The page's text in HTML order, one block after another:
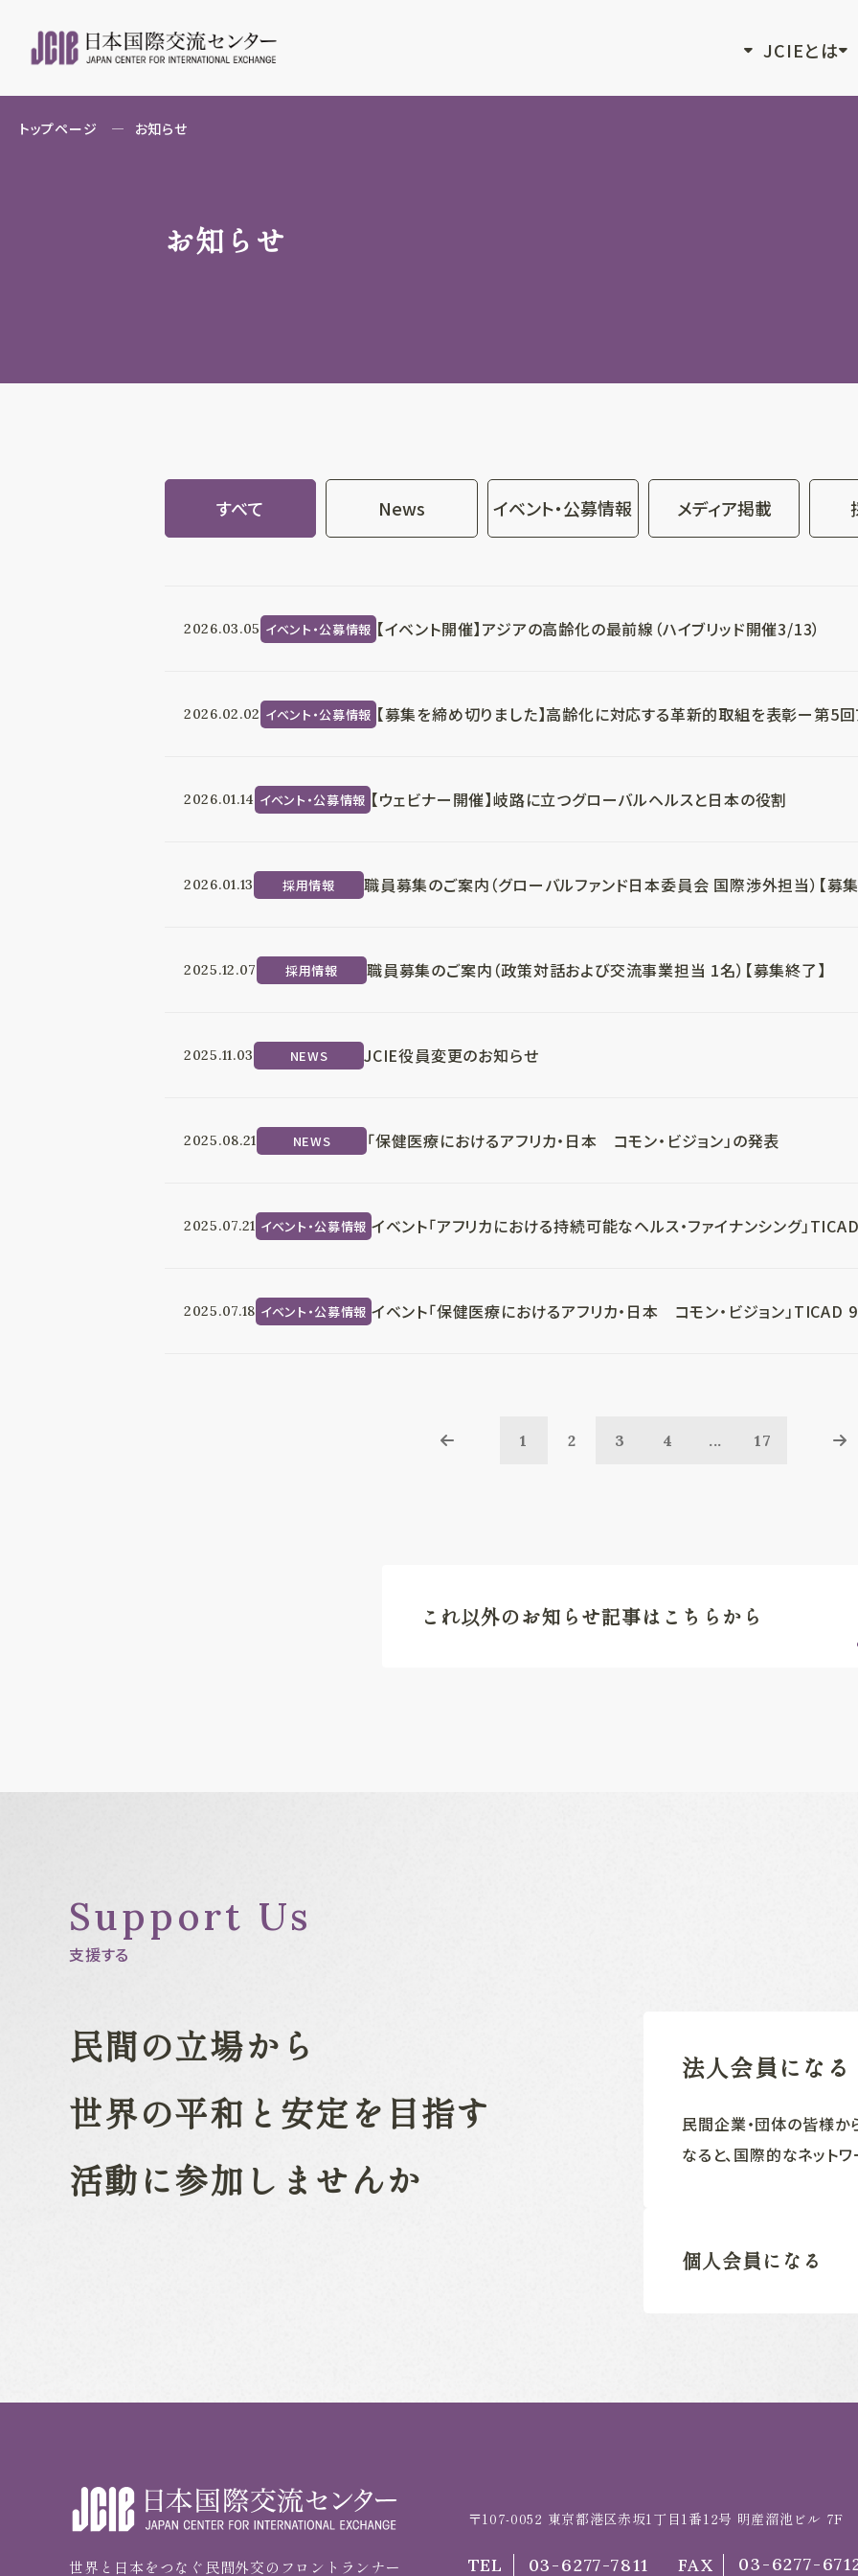
JCIEとは
トップページ お知らせ
お知らせ
すべて News イベント・公募情報 メディア掲載
2026.03.05 イベント・公募情報 【イベント開催】アジアの高齢化の最前線（ハイブリッド開催3/13）
2026.02.02 イベント・公募情報 【募集を締め切りました】高齢化に対応する革新的取組を表彰ー第5
2026.01.14 イベント・公募情報 【ウェビナー開催】岐路に立つグローバルヘルスと日本の役割
2026.01.13 採用情報 職員募集のご案内（グローバルファンド日本委員会 国際渉外担当）【募集
2025.12.07 採用情報 職員募集のご案内（政策対話および交流事業担当 1名）【募集終了】
2025.11.03 NEWS JCIE役員変更のお知らせ
2025.08.21 NEWS 「保健医療におけるアフリカ・日本 コモン・ビジョン」の発表
2025.07.21 イベント・公募情報 イベント「アフリカにおける持続可能なヘルス・ファイナンシング」
2025.07.18 イベント・公募情報 イベント「保健医療におけるアフリカ・日本 コモン・ビジョン」TICAD
1 2 3 4 ... 17
これ以外のお知らせ記事はこちらから
Support Us
支援する
民間の立場から
世界の平和と安定を目指す
活動に参加しませんか
法人会員になる
民間企業‧団体の皆様か
なると、国際的なネット
個人会員になる
世界と日本をつなぐ民間外交のフロントランナー
〒107-0052 東京都港区赤坂1丁目1番12号 明産溜池ビル 7F
TEL 03-6277-7811 FAX 03-6277-